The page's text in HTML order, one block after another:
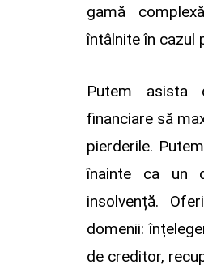
gamă
întâlnite în cazul
Putem asista
financiare să
pierderile.
înainte ca un
insolvență.
domenii:
de creditor,